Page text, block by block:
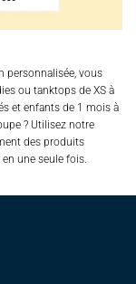
personnalisée, vous
ou tanktops de XS à
et enfants de 1 mois à
? Utilisez notre
des produits
une seule fois.